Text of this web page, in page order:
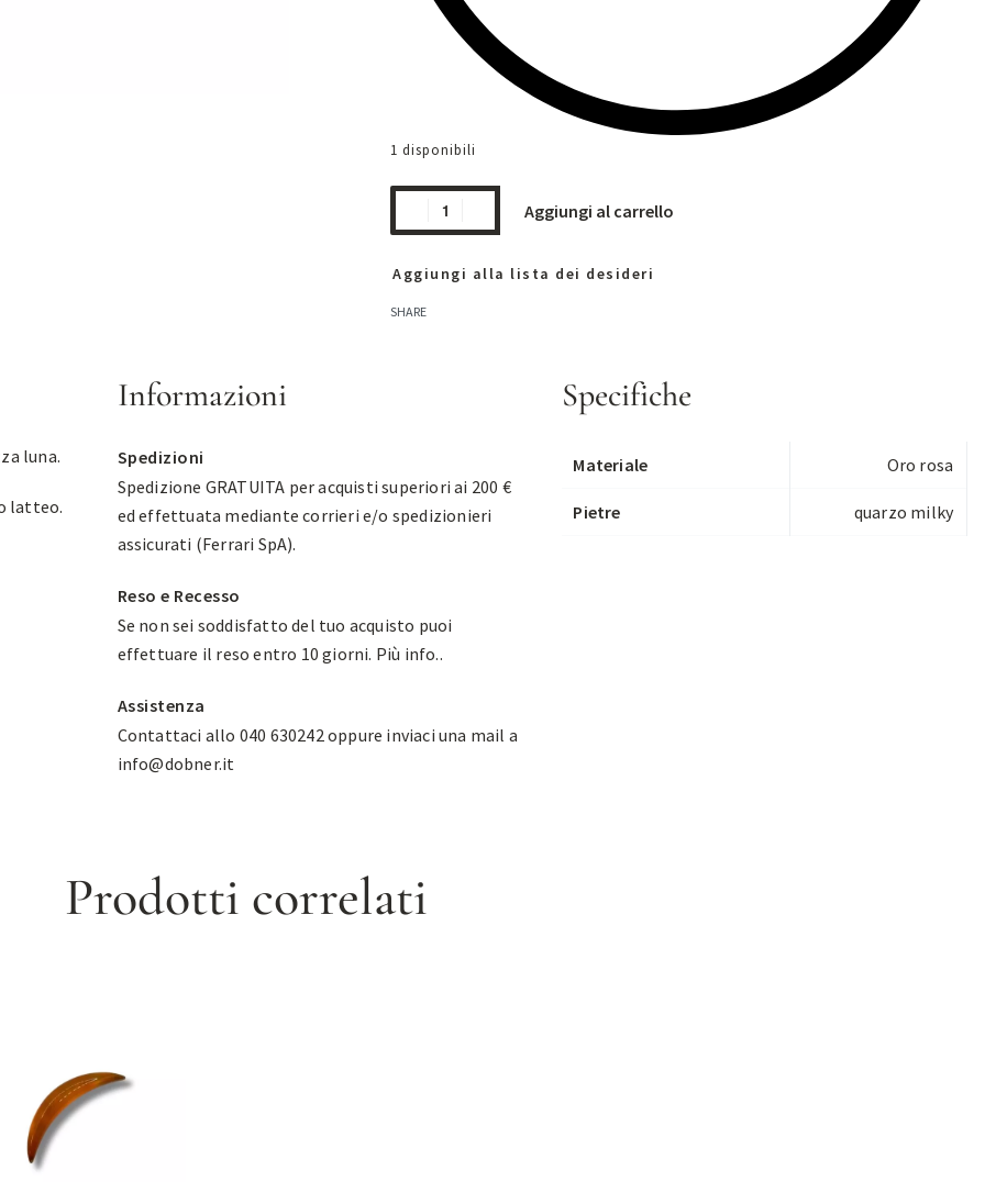
1 disponibili
Aggiungi al carrello
Aggiungi alla lista dei desideri
SHARE
luna.
latteo.
Informazioni
Spedizioni
Spedizione GRATUITA per acquisti superiori ai 200 €
ed effettuata mediante corrieri e/o spedizionieri
assicurati (Ferrari SpA).
Reso e Recesso
Se non sei soddisfatto del tuo acquisto puoi
effettuare il reso entro 10 giorni. Più info..
Assistenza
Contattaci allo 040 630242 oppure inviaci una mail a
info@dobner.it
Specifiche
Materiale Oro rosa
Pietre quarzo milky
Prodotti correlati